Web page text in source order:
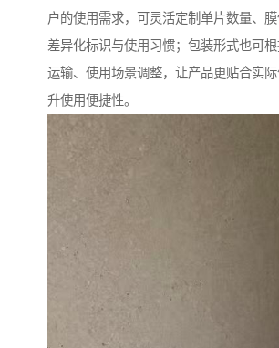
户的使用需求，可灵活定制单片数量、
差异化标识与使用习惯；包装形式也可根
运输、使用场景调整，让产品更贴合实
升使用便捷性。